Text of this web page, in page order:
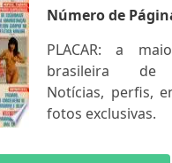
Número de
PLACAR: a
brasileira de
Notícias, perfis,
fotos exclusivas.